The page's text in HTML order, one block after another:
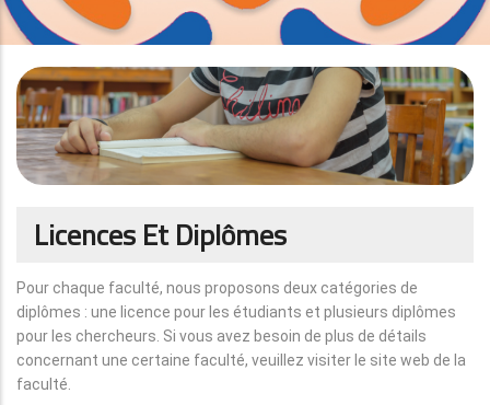
Licences Et Diplômes
Pour chaque faculté, nous proposons deux catégories de
diplômes : une licence pour les étudiants et plusieurs diplômes
pour les chercheurs. Si vous avez besoin de plus de détails
concernant une certaine faculté, veuillez visiter le site web de la
faculté.